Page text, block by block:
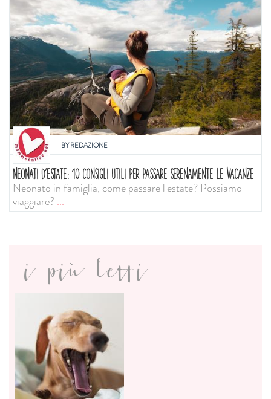
BYREDAZIONE
NEONATI D'ESTATE: 10 CONSIGLI UTILI PER PASSARE SERENAMENTE LE VACANZE
Neonato in famiglia, come passare l'estate? Possiamo
viaggiare?...
i più letti